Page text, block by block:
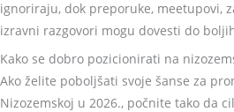
ignoriraju, dok preporuke, meetupovi,
izravni razgovori mogu dovesti do
Kako se dobro pozicionirati na
Ako želite poboljšati svoje šanse za
Nizozemskoj u 2026., počnite tako da